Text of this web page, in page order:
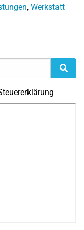
, Werkstatt